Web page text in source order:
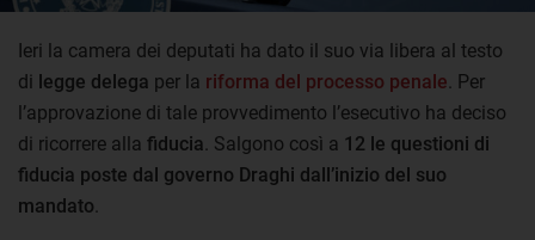
Ieri la camera dei deputati ha dato il suo via libera al testo
di legge delega per la riforma del processo penale . Per
l’approvazione di tale provvedimento l’esecutivo ha deciso
di ricorrere alla fiducia . Salgono così a 12 le questioni di
fiducia poste dal governo Draghi dall’inizio del suo
mandato